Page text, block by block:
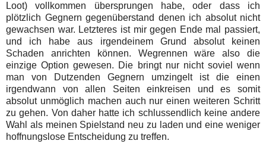
Loot) vollkommen übersprungen habe, oder dass ich
plötzlich Gegnern gegenüberstand denen ich absolut nicht
gewachsen war. Letzteres ist mir gegen Ende mal passiert,
und ich habe aus irgendeinem Grund absolut keinen
Schaden anrichten können. Wegrennen wäre also die
einzige Option gewesen. Die bringt nur nicht soviel wenn
man von Dutzenden Gegnern umzingelt ist die einen
irgendwann von allen Seiten einkreisen und es somit
absolut unmöglich machen auch nur einen weiteren Schritt
zu gehen. Von daher hatte ich schlussendlich keine andere
Wahl als meinen Spielstand neu zu laden und eine weniger
hoffnungslose Entscheidung zu treffen.